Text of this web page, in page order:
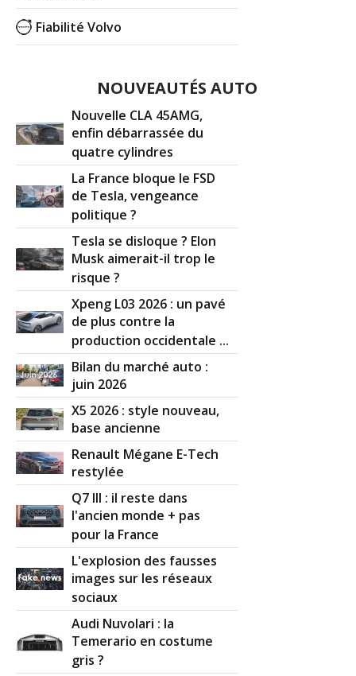
Fiabilité Volvo
NOUVEAUTÉS AUTO
Nouvelle CLA 45AMG,
enfin débarrassée du
quatre cylindres
La France bloque le FSD
de Tesla, vengeance
politique ?
Tesla se disloque ? Elon
Musk aimerait-il trop le
risque ?
Xpeng L03 2026 : un pavé
de plus contre la
production occidentale ...
Bilan du marché auto :
juin 2026
X5 2026 : style nouveau,
base ancienne
Renault Mégane E-Tech
restylée
Q7 III : il reste dans
l'ancien monde + pas
pour la France
L'explosion des fausses
images sur les réseaux
sociaux
Audi Nuvolari : la
Temerario en costume
gris ?